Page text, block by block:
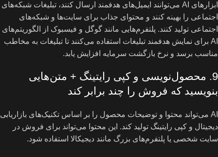
ابزارهای AI می‌توانند ایمیل‌های هدفمند ارسال کنند، تبلیغات شبکه‌های
اجتماعی را بهینه کنند و محتوای جذاب برای سایت‌ها و شبکه‌های
اجتماعی تولید کنند. پلتفرم‌هایی مانند گوگل و فیسبوک از الگوریتم‌های
AI برای نمایش هدفمند تبلیغات استفاده می‌کنند تا تبلیغات به مخاطب
مناسب برسد و نرخ بازگشت سرمایه افزایش یابد.
9. محصول‌نویسی و کپی‌ رایتینگ + متن‌هایی
بنویسید که فروش را چند برابر کند
AI می‌تواند محتوا و توضیحات محصول را بر اساس تکنیک‌های بازاریابی
دیجیتال و کپی‌ رایتینگ تولید کند. این محتوا می‌تواند برای فروش در
سایت شخصی یا پلتفرم‌های بزرگ مانند دیجیکالا استفاده شود.